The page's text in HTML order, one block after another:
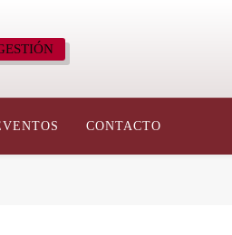
CONTACTO